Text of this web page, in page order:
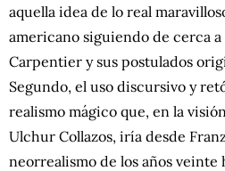
aquella idea de lo real
americano siguiendo de cerca a
Carpentier y sus postulados
Segundo, el uso discursivo y
realismo mágico que, en la
Ulchur Collazos, iría desde
neorrealismo de los años veinte